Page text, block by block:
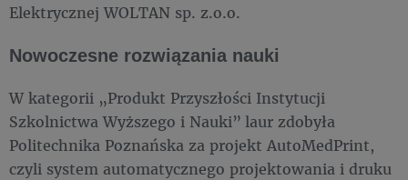
Elektrycznej WOLTAN sp. z.o.o.
Nowoczesne rozwiązania nauki
W kategorii „Produkt Przyszłości Instytucji
Szkolnictwa Wyższego i Nauki” laur zdobyła
Politechnika Poznańska za projekt AutoMedPrint,
czyli system automatycznego projektowania i druku